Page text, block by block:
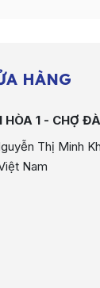
HÀNG
HÒA 1 - CHỢ
Thị Minh
Nam